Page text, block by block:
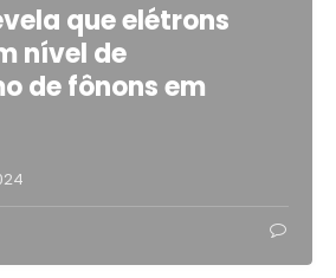
que elétrons
nível de
de fônons em